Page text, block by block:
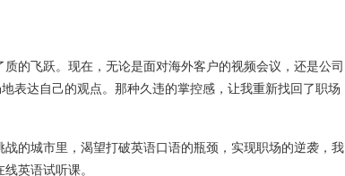
的飞跃。现在，无论是面对海外客户的视频会议，还是公司
表达自己的观点。那种久违的掌控感，让我重新找回了职场
的城市里，渴望打破英语口语的瓶颈，实现职场的逆袭，我
英语试听课。